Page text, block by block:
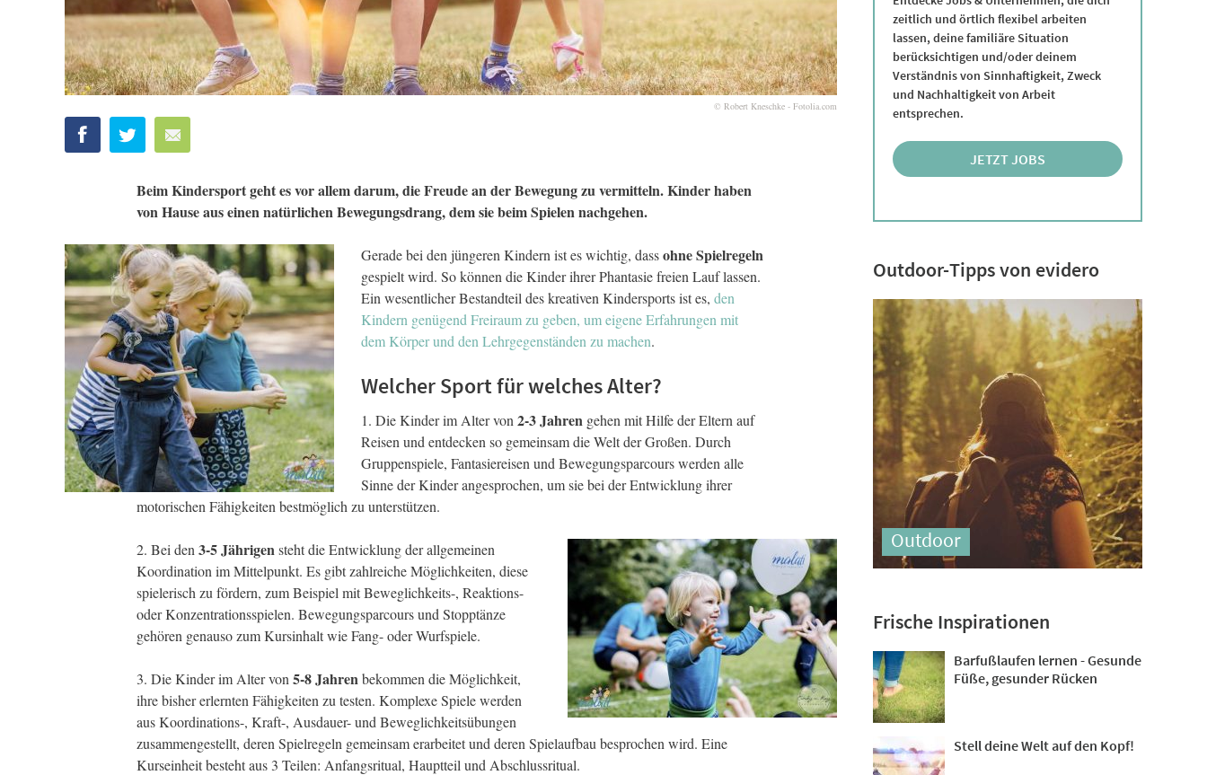
© Robert Kneschke - Fotolia.com
Beim Kindersport geht es vor allem darum, die Freude an der Bewegung zu vermitteln. Kinder haben
von Hause aus einen natürlichen Bewegungsdrang, dem sie beim Spielen nachgehen.
Gerade bei den jüngeren Kindern ist es wichtig, dassohne Spielregeln
gespielt wird. So können die Kinder ihrer Phantasie freien Lauf lassen.
Ein wesentlicher Bestandteil des kreativen Kindersports ist es, den
Kindern genügend Freiraum zu geben, um eigene Erfahrungen mit
dem Körper und den Lehrgegenständen zu machen.
Welcher Sport für welches Alter?
1. Die Kinder im Alter von 2-3 Jahren gehen mit Hilfe der Eltern auf
Reisen und entdecken so gemeinsam die Welt der Großen. Durch
Gruppenspiele, Fantasiereisen und Bewegungsparcours werden alle
Sinne der Kinder angesprochen, um sie bei der Entwicklung ihrer
motorischen Fähigkeiten bestmöglich zu unterstützen.
2. Bei den 3-5 Jährigensteht die Entwicklung der allgemeinen
Koordination im Mittelpunkt. Es gibt zahlreiche Möglichkeiten, diese
spielerisch zu fördern, zum Beispiel mit Beweglichkeits-, Reaktions-
oder Konzentrationsspielen. Bewegungsparcours und Stopptänze
gehören genauso zum Kursinhalt wie Fang- oder Wurfspiele.
3. Die Kinder im Alter von 5-8 Jahrenbekommen die Möglichkeit,
ihre bisher erlernten Fähigkeiten zu testen. Komplexe Spiele werden
aus Koordinations-, Kraft-, Ausdauer- und Beweglichkeitsübungen
zusammengestellt, deren Spielregeln gemeinsam erarbeitet und deren Spielaufbau besprochen wird. Eine
Kurseinheit besteht aus 3 Teilen: Anfangsritual, Hauptteil und Abschlussritual.
zeitlich und örtlich flexibel arbeiten
lassen, deine familiäre Situation
berücksichtigen und/oder deinem
Verständnis von Sinnhaftigkeit, Zweck
und Nachhaltigkeit von Arbeit
entsprechen.
JETZT JOBS
Outdoor-Tipps von evidero
Outdoor
Frische Inspirationen
Barfußlaufen lernen - Gesunde
Füße, gesunder Rücken
Stell deine Welt auf den Kopf!